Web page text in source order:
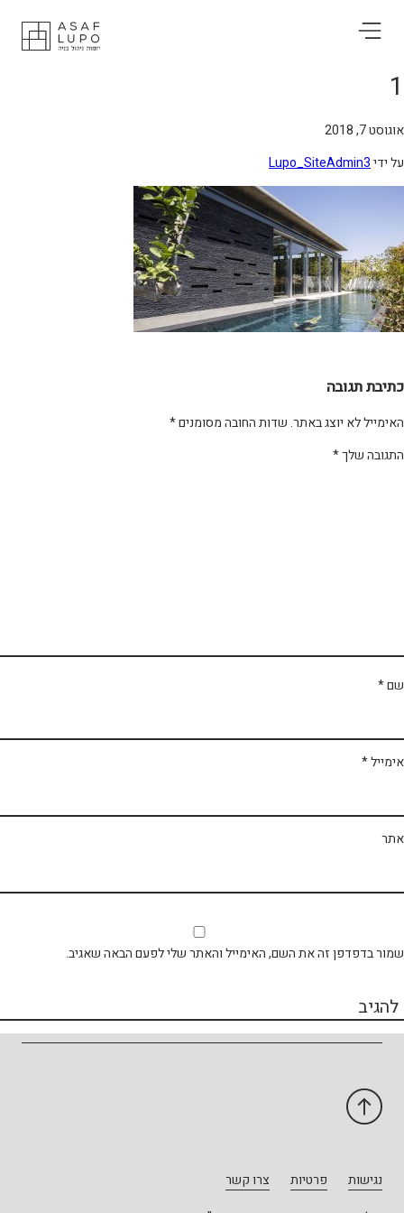
7, 2018
ידיLupo_SiteAdmin3
תגובה
לא יוצג באתר.שדות החובה מסומנים*
שלך*
*
*
בדפדפן זה את השם, האימייל והאתר שלי לפעם הבאה שאגיב.
נגישות פרטיות
צרו קשר